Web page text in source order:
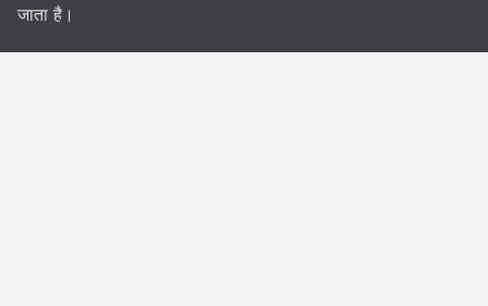
जाता है।